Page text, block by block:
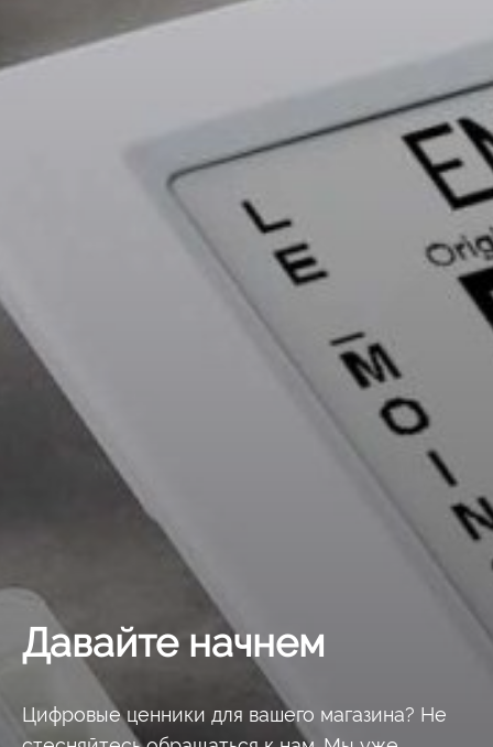
Давайте начнем
Цифровые ценники для вашего магазина? Не